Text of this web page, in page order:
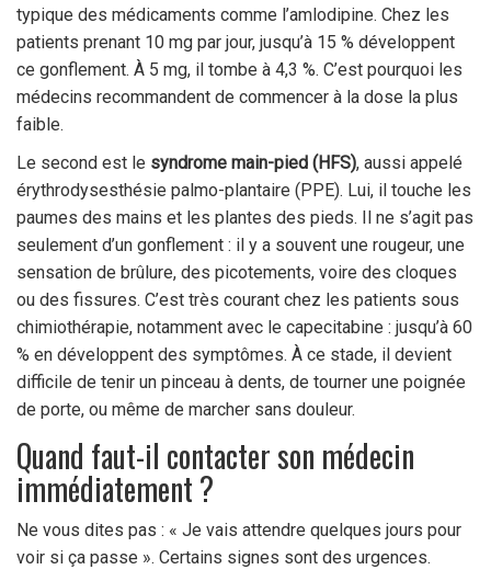
typique des médicaments comme l’amlodipine. Chez les
patients prenant 10 mg par jour, jusqu’à 15 % développent
ce gonflement. À 5 mg, il tombe à 4,3 %. C’est pourquoi les
médecins recommandent de commencer à la dose la plus
faible.
Le second est le syndrome main-pied (HFS), aussi appelé
érythrodysesthésie palmo-plantaire (PPE). Lui, il touche les
paumes des mains et les plantes des pieds. Il ne s’agit pas
seulement d’un gonflement : il y a souvent une rougeur, une
sensation de brûlure, des picotements, voire des cloques
ou des fissures. C’est très courant chez les patients sous
chimiothérapie, notamment avec le capecitabine : jusqu’à 60
% en développent des symptômes. À ce stade, il devient
difficile de tenir un pinceau à dents, de tourner une poignée
de porte, ou même de marcher sans douleur.
Quand faut-il contacter son médecin
immédiatement ?
Ne vous dites pas : « Je vais attendre quelques jours pour
voir si ça passe ». Certains signes sont des urgences.